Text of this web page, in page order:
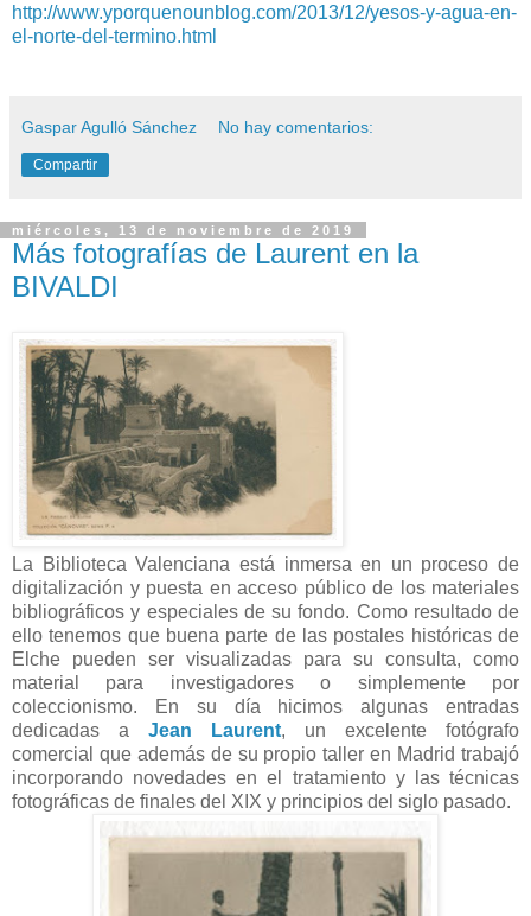
http://www.yporquenounblog.com/2013/12/yesos-y-agua-en-
el-norte-del-termino.html
Gaspar Agulló Sánchez No hay comentarios:
Compartir
miércoles, 13 de noviembre de 2019
Más fotografías de Laurent en la
BIVALDI
La Biblioteca Valenciana está inmersa en un proceso de
digitalización y puesta en acceso público de los materiales
bibliográficos y especiales de su fondo. Como resultado de
ello tenemos que buena parte de las postales históricas de
Elche pueden ser visualizadas para su consulta, como
material para investigadores o simplemente por
coleccionismo. En su día hicimos algunas entradas
dedicadas a Jean Laurent, un excelente fotógrafo
comercial que además de su propio taller en Madrid trabajó
incorporando novedades en el tratamiento y las técnicas
fotográficas de finales del XIX y principios del siglo pasado.